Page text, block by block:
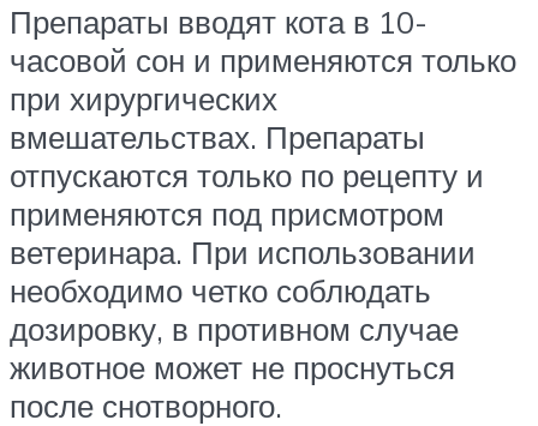
Препараты вводят кота в 10-
часовой сон и применяются только
при хирургических
вмешательствах. Препараты
отпускаются только по рецепту и
применяются под присмотром
ветеринара. При использовании
необходимо четко соблюдать
дозировку, в противном случае
животное может не проснуться
после снотворного.